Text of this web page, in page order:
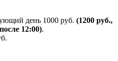
день 1000 руб. (1200 руб.,
12:00).